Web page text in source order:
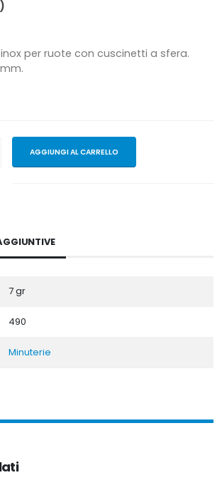
per ruote con cuscinetti a sfera.
AGGIUNGI AL CARRELLO
7gr
490
Minuterie